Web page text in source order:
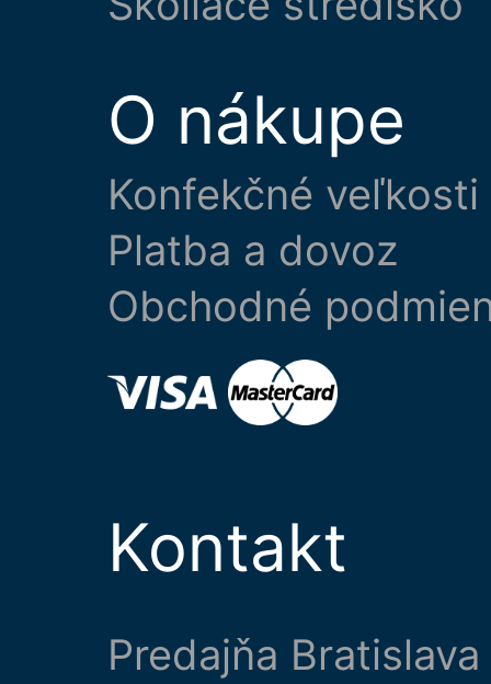
O nákupe
Konfekčné veľkosti
Platba a dovoz
Obchodné
Kontakt
Predajňa Bratislava